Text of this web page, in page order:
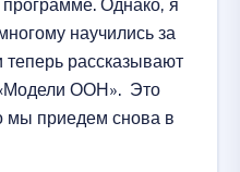
Однако, я
научились за
рассказывают
ООН». Это
мы приедем снова в